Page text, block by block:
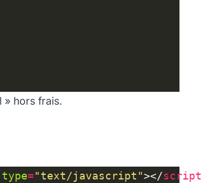
» hors frais.
type="text/javascript"></script